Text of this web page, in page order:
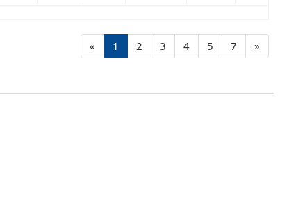
« 1 2 3 4 5 7 »